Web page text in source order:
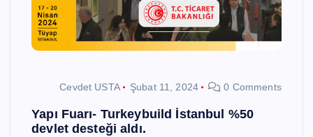
Cevdet USTA Şubat 11, 2024 0 Comments
Yapı Fuarı- Turkeybuild İstanbul %50
devlet desteği aldı.